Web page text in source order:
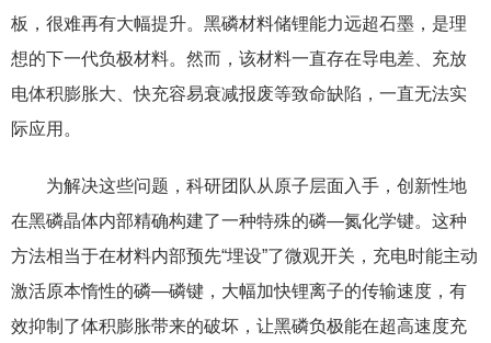
板，很难再有大幅提升。黑磷材料储锂能力远超石墨，是理
想的下一代负极材料。然而，该材料一直存在导电差、充放
电体积膨胀大、快充容易衰减报废等致命缺陷，一直无法实
际应用。
为解决这些问题，科研团队从原子层面入手，创新性地
在黑磷晶体内部精确构建了一种特殊的磷—氮化学键。这种
方法相当于在材料内部预先“埋设”了微观开关，充电时能主动
激活原本惰性的磷—磷键，大幅加快锂离子的传输速度，有
效抑制了体积膨胀带来的破坏，让黑磷负极能在超高速度充